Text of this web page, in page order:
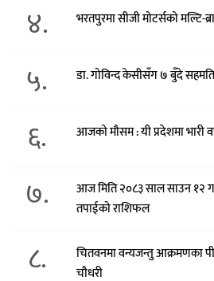
४. भरतपुरमा सीजी मोटर्सको मल्टि-
५. डा. गोविन्द केसीसँग ७ बुँदे
६. आजको मौसम : यी प्रदेशमा भारी
७.
आज मिति २०८३ साल साउन १२
तपाईको राशिफल
८.
चितवनमा वन्यजन्तु आक्रमणका
चौधरी